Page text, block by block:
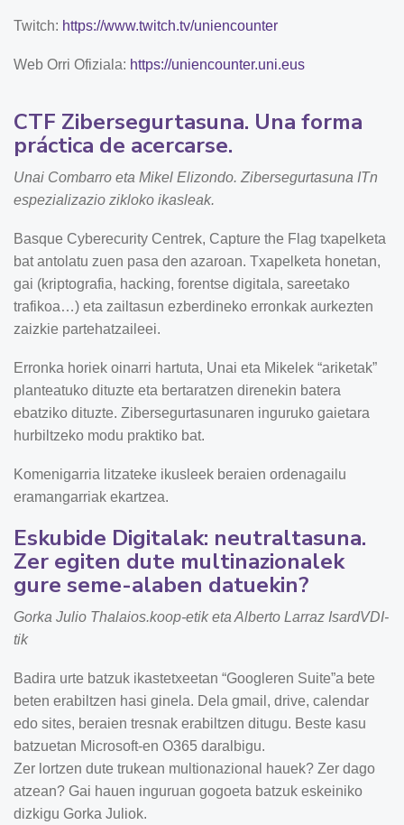
Twitch: https://www.twitch.tv/uniencounter
Web Orri Ofiziala: https://uniencounter.uni.eus
CTF Zibersegurtasuna. Una forma
práctica de acercarse.
Unai Combarro eta Mikel Elizondo. Zibersegurtasuna ITn
espezializazio zikloko ikasleak.
Basque Cyberecurity Centrek, Capture the Flag txapelketa
bat antolatu zuen pasa den azaroan. Txapelketa honetan,
gai (kriptografia, hacking, forentse digitala, sareetako
trafikoa…) eta zailtasun ezberdineko erronkak aurkezten
zaizkie partehatzaileei.
Erronka horiek oinarri hartuta, Unai eta Mikelek “ariketak”
planteatuko dituzte eta bertaratzen direnekin batera
ebatziko dituzte. Zibersegurtasunaren inguruko gaietara
hurbiltzeko modu praktiko bat.
Komenigarria litzateke ikusleek beraien ordenagailu
eramangarriak ekartzea.
Eskubide Digitalak: neutraltasuna.
Zer egiten dute multinazionalek
gure seme-alaben datuekin?
Gorka Julio Thalaios.koop-etik eta Alberto Larraz IsardVDI-
tik
Badira urte batzuk ikastetxeetan “Googleren Suite”a bete
beten erabiltzen hasi ginela. Dela gmail, drive, calendar
edo sites, beraien tresnak erabiltzen ditugu. Beste kasu
batzuetan Microsoft-en O365 daralbigu.
Zer lortzen dute trukean multionazional hauek? Zer dago
atzean? Gai hauen inguruan gogoeta batzuk eskeiniko
dizkigu Gorka Juliok.